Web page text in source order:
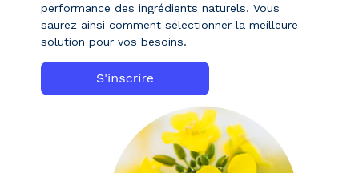
performance des ingrédients naturels. Vous
saurez ainsi comment sélectionner la meilleure
solution pour vos besoins.